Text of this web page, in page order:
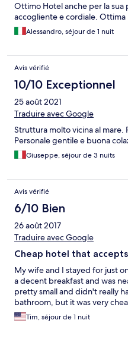
Ottimo Hotel anche per la sua
accogliente e cordiale. Ottima
Alessandro, séjour de 1 nuit
Avis vérifié
10/10 Exceptionnel
25 août 2021
Traduire avec Google
Struttura molto vicina al mare.
Personale gentile e buona
Giuseppe, séjour de 3 nuits
Avis vérifié
6/10 Bien
26 août 2017
Traduire avec Google
Cheap hotel that
My wife and I stayed for just
a decent breakfast and was
pretty small and didn't really
bathroom, but it was very
Tim, séjour de 1 nuit